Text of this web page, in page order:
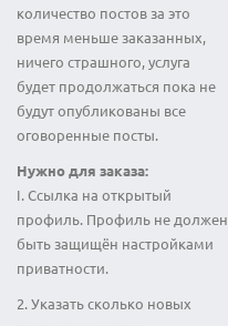
количество постов за это
время меньше заказанных,
ничего страшного, услуга
будет продолжаться пока не
будут опубликованы все
оговоренные посты.
Нужно для заказа:
I. Ссылка на открытый
профиль. Профиль не должен
быть защищён настройками
приватности.
2. Указать сколько новых